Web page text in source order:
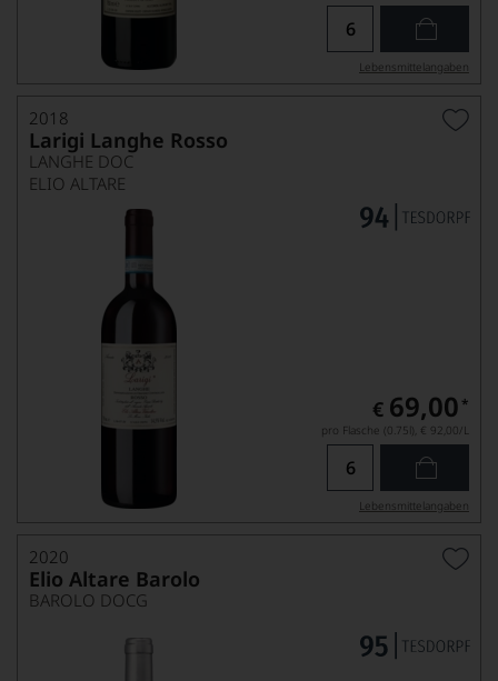
Lebensmittel­angaben
2018
Larigi Langhe Rosso
LANGHE DOC
ELIO ALTARE
€ 69,00 *
pro Flasche (0.75l), € 92,00/L
Lebensmittel­angaben
2020
Elio Altare Barolo
BAROLO DOCG